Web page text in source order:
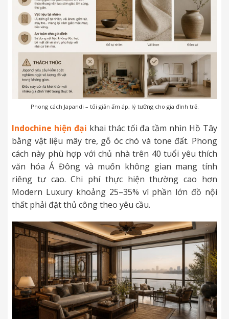
Phong cách Japandi – tối giản ấm áp, lý tưởng cho gia đình trẻ.
Indochine hiện đại khai thác tối đa tầm nhìn Hồ Tây
bằng vật liệu mây tre, gỗ óc chó và tone đất. Phong
cách này phù hợp với chủ nhà trên 40 tuổi yêu thích
văn hóa Á Đông và muốn không gian mang tính
riêng tư cao. Chi phí thực hiện thường cao hơn
Modern Luxury khoảng 25–35% vì phần lớn đồ nội
thất phải đặt thủ công theo yêu cầu.